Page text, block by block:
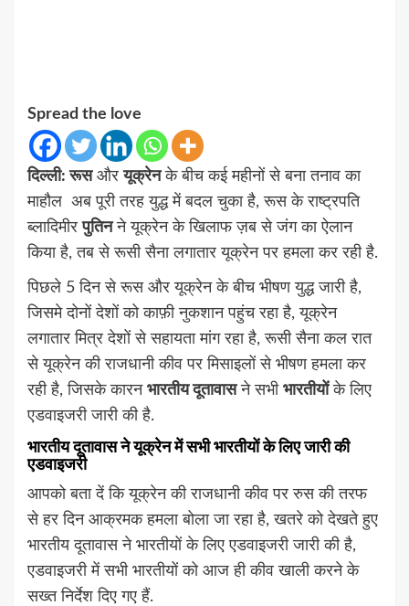
Spread the love
दिल्ली: रूसऔरयूक्रेनके बीच कई महीनों से बना तनाव का
माहौल अब पूरी तरह युद्ध में बदल चुका है, रूस के राष्ट्रपति
ब्लादिमीरपुतिनने यूक्रेन के खिलाफ ज़ब से जंग का ऐलान
किया है, तब से रूसी सैना लगातार यूक्रेन पर हमला कर रही है.
पिछले 5 दिन से रूस और यूक्रेन के बीच भीषण युद्ध जारी है,
जिसमे दोनों देशों को काफ़ी नुकशान पहुंच रहा है, यूक्रेन
लगातार मित्र देशों से सहायता मांग रहा है, रूसी सैना कल रात
से यूक्रेन की राजधानी कीव पर मिसाइलों से भीषण हमला कर
रही है, जिसके कारन भारतीय दूतावासने सभी भारतीयोंके लिए
एडवाइजरी जारी की है.
भारतीय दूतावास ने यूक्रेन में सभी भारतीयों के लिए जारी की
एडवाइजरी
आपको बता दें कि यूक्रेन की राजधानी कीव पर रुस की तरफ
से हर दिन आक्रमक हमला बोला जा रहा है, खतरे को देखते हुए
भारतीय दूतावास ने भारतीयों के लिए एडवाइजरी जारी की है,
एडवाइजरी में सभी भारतीयों को आज ही कीव खाली करने के
सख्त निर्देश दिए गए हैं.